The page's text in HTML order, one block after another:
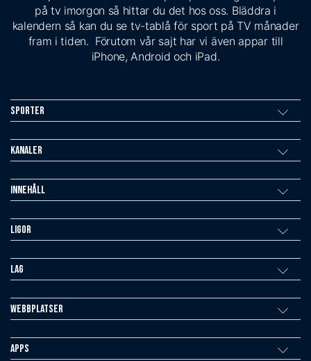
på tv imorgon så hittar du det hos oss. Bläddra i
kalendern så kan du se tv-tablå för sport på TV månader
fram i tiden. Förutom vår sajt har vi även appar till
iPhone, Android och iPad.
Sporter
Kanaler
Innehåll
Ligor
Lag
Webbplatser
Apps